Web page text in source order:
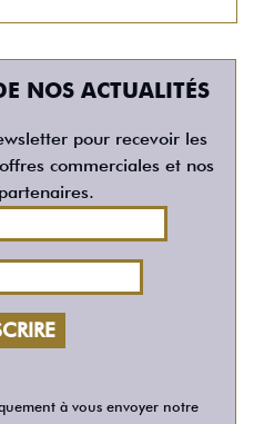
NOS ACTUALITÉS
pour recevoir les
commerciales et nos
à vous envoyer notre